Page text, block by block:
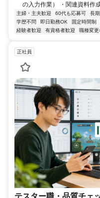
の入力作業） ・関連資料作
主婦・主夫歓迎 60代も応募可 長期
学歴不問
即日勤務OK 固定時間制
経験者歓迎
有資格者歓迎 職種変更
正社員
テスター職・品質チェ